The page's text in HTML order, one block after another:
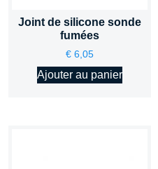
Joint de silicone sonde
fumées
€ 6,05
Ajouter au panier